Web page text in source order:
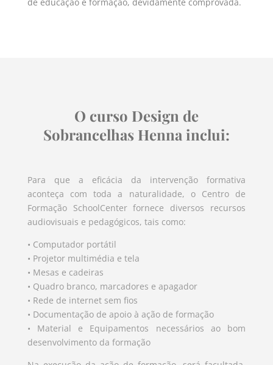
O curso Design de
Sobrancelhas Henna inclui:
Para que a eficácia da intervenção formativa
aconteça com toda a naturalidade, o Centro de
Formação SchoolCenter fornece diversos recursos
audiovisuais e pedagógicos, tais como:
• Computador portátil
• Projetor multimédia e tela
• Mesas e cadeiras
• Quadro branco, marcadores e apagador
• Rede de internet sem fios
• Documentação de apoio à ação de formação
• Material e Equipamentos necessários ao bom
desenvolvimento da formação